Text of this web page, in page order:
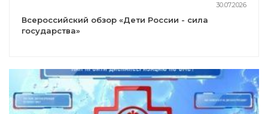
30.07.2026
Всероссийский обзор «Дети России - сила
государства»